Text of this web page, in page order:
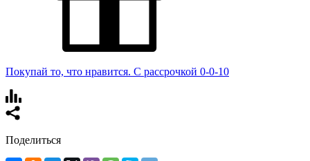
Покупай то, что нравится. С рассрочкой 0-0-10
Поделиться